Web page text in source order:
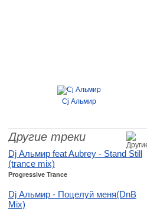
Cj Альмир
Другие треки
Dj Альмир feat Aubrey - Stand Still
(trance mix)
Progressive Trance
Dj Альмир - Поцелуй меня(DnB
Mix)